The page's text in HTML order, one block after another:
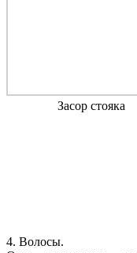
Засор стояка
4. Волосы.